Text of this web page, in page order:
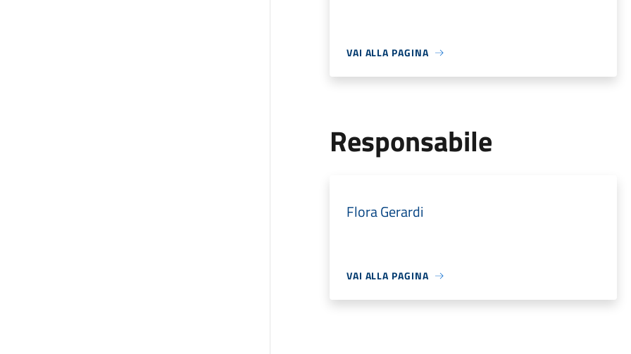
VAI ALLA PAGINA
Responsabile
Flora Gerardi
VAI ALLA PAGINA